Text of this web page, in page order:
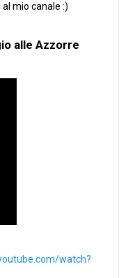
mio canale :)
alle Azzorre
watch?